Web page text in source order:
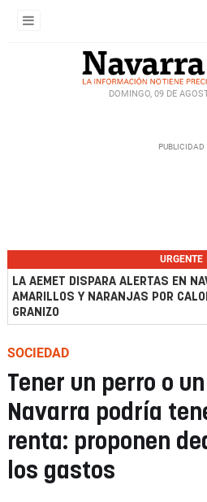
DOMINGO, 09 DE
URGENTE
LA AEMET DISPARA ALERTAS EN
AMARILLOS Y NARANJAS POR
GRANIZO
SOCIEDAD
Tener un perro o
Navarra podría
renta: proponen
los gastos